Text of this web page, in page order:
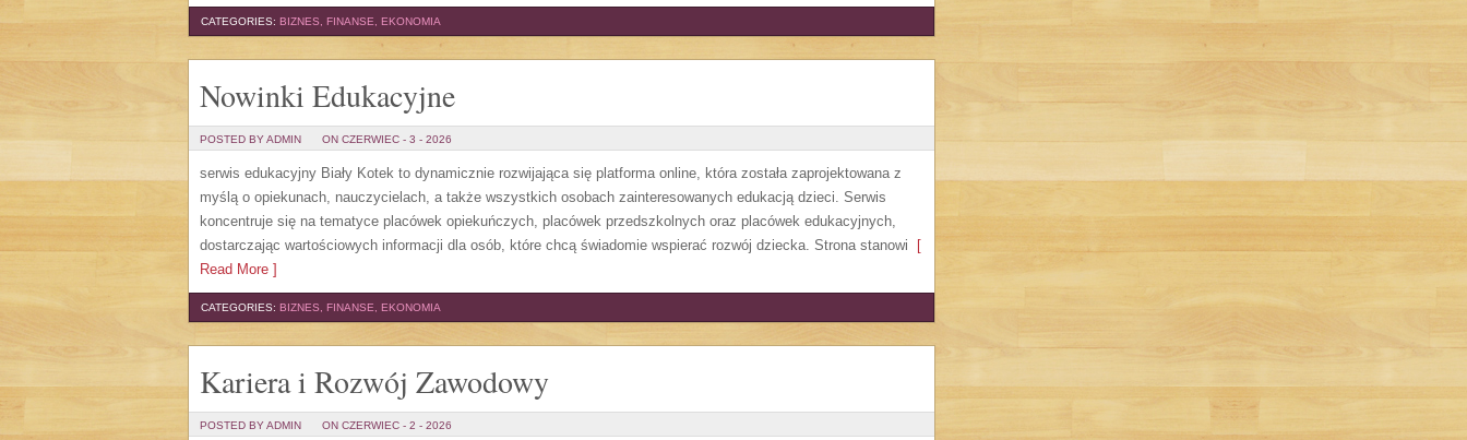
CATEGORIES: BIZNES, FINANSE, EKONOMIA
Nowinki Edukacyjne
POSTED BY ADMIN ON CZERWIEC - 3 - 2026
serwis edukacyjny Biały Kotek to dynamicznie rozwijająca się platforma online, która została zaprojektowana z
myślą o opiekunach, nauczycielach, a także wszystkich osobach zainteresowanych edukacją dzieci. Serwis
koncentruje się na tematyce placówek opiekuńczych, placówek przedszkolnych oraz placówek edukacyjnych,
dostarczając wartościowych informacji dla osób, które chcą świadomie wspierać rozwój dziecka. Strona stanowi [
Read More ]
CATEGORIES: BIZNES, FINANSE, EKONOMIA
Kariera i Rozwój Zawodowy
POSTED BY ADMIN ON CZERWIEC - 2 - 2026